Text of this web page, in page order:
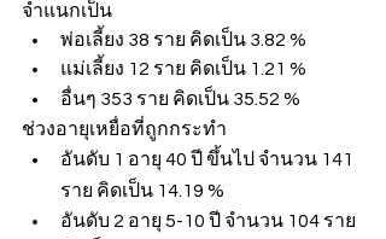
จำแนกเป็น
พ่อเลี้ยง 38 ราย คิดเป็น 3.82 %
แม่เลี้ยง 12 ราย คิดเป็น 1.21 %
อื่นๆ 353 ราย คิดเป็น 35.52 %
ช่วงอายุเหยื่อที่ถูกกระทำ
อันดับ 1 อายุ 40 ปี ขึ้นไป จำนวน 141
ราย คิดเป็น 14.19 %
อันดับ 2 อายุ 5-10 ปี จำนวน 104 ราย